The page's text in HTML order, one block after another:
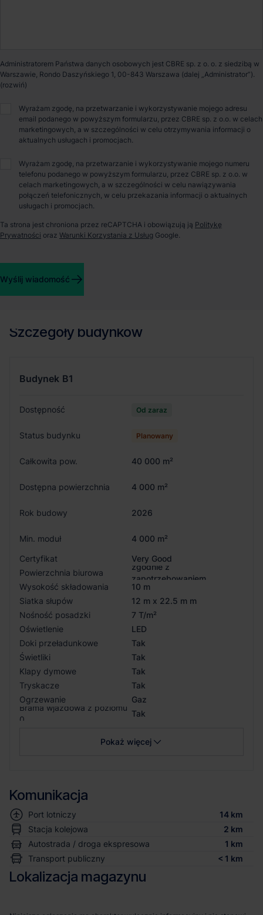
Opiekun nieruchomości
Piotr Pazdan
O parku
7R Park Gliwice I to nowoczesna inwestycja na Górnym Śląsku
w świetliki dachowe 2%, doświetlenie światłem dziennym w
strefie przydokowej 8%, Odporność ogniową powyżej 4000
temperaturę min. +15 wewnątrz magazynu przy -20 stopniach
na zewnątrz. Minimalny moduł to dla tej lokalizacji 4 000 m kw.
Szczegóły budynków
Budynek B1
Dostępność Od zaraz
Status budynku Planowany
Całkowita pow. 40 000 m²
Dostępna powierzchnia 4 000 m²
Rok budowy 2026
Min. moduł
4 000 m²
Certyfikat
Very Good
Powierzchnia biurowa
zgodnie z
zapotrzebowaniem
Wysokość składowania
10 m
Siatka słupów
12 m x 22.5 m m
Nośność posadzki
7 T/m²
Oświetlenie
LED
Doki przeładunkowe
Tak
Świetliki
Tak
Klapy dymowe
Tak
Tryskacze
Tak
Ogrzewanie
Gaz
Brama wjazdowa z poziomu
0
Tak
Pokaż więcej
Komunikacja
Port lotniczy
14 km
Stacja kolejowa
2 km
Autostrada / droga ekspresowa
1 km
Transport publiczny
< 1 km
Lokalizacja magazynu
Administratorem Państwa danych osobowych jest CBRE sp. z o. o. z siedzibą w
Warszawie, Rondo Daszyńskiego 1, 00-843 Warszawa (dalej „Administrator”).
Wyrażam zgodę, na przetwarzanie i wykorzystywanie mojego adresu
email podanego w powyższym formularzu, przez CBRE sp. z o.o. w celach
marketingowych, a w szczególności w celu otrzymywania informacji o
aktualnych usługach i promocjach.
Wyrażam zgodę, na przetwarzanie i wykorzystywanie mojego numeru
telefonu podanego w powyższym formularzu, przez CBRE sp. z o.o. w
celach marketingowych, a w szczególności w celu nawiązywania
połączeń telefonicznych, w celu przekazania informacji o aktualnych
usługach i promocjach.
Ta strona jest chroniona przez reCAPTCHA i obowiązują ją Politykę
Prywatności oraz Warunki Korzystania z Usług Google.
Wyślij wiadomość